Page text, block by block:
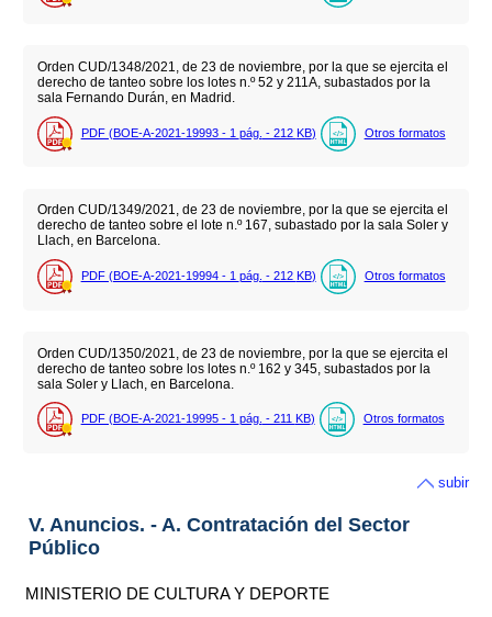
Orden CUD/1348/2021, de 23 de noviembre, por la que se ejercita el
derecho de tanteo sobre los lotes n.º 52 y 211A, subastados por la
sala Fernando Durán, en Madrid.
PDF (BOE-A-2021-19993 - 1 pág. - 212 KB) Otros formatos
Orden CUD/1349/2021, de 23 de noviembre, por la que se ejercita el
derecho de tanteo sobre el lote n.º 167, subastado por la sala Soler y
Llach, en Barcelona.
PDF (BOE-A-2021-19994 - 1 pág. - 212 KB) Otros formatos
Orden CUD/1350/2021, de 23 de noviembre, por la que se ejercita el
derecho de tanteo sobre los lotes n.º 162 y 345, subastados por la
sala Soler y Llach, en Barcelona.
PDF (BOE-A-2021-19995 - 1 pág. - 211 KB) Otros formatos
subir
V. Anuncios. - A. Contratación del Sector
Público
MINISTERIO DE CULTURA Y DEPORTE